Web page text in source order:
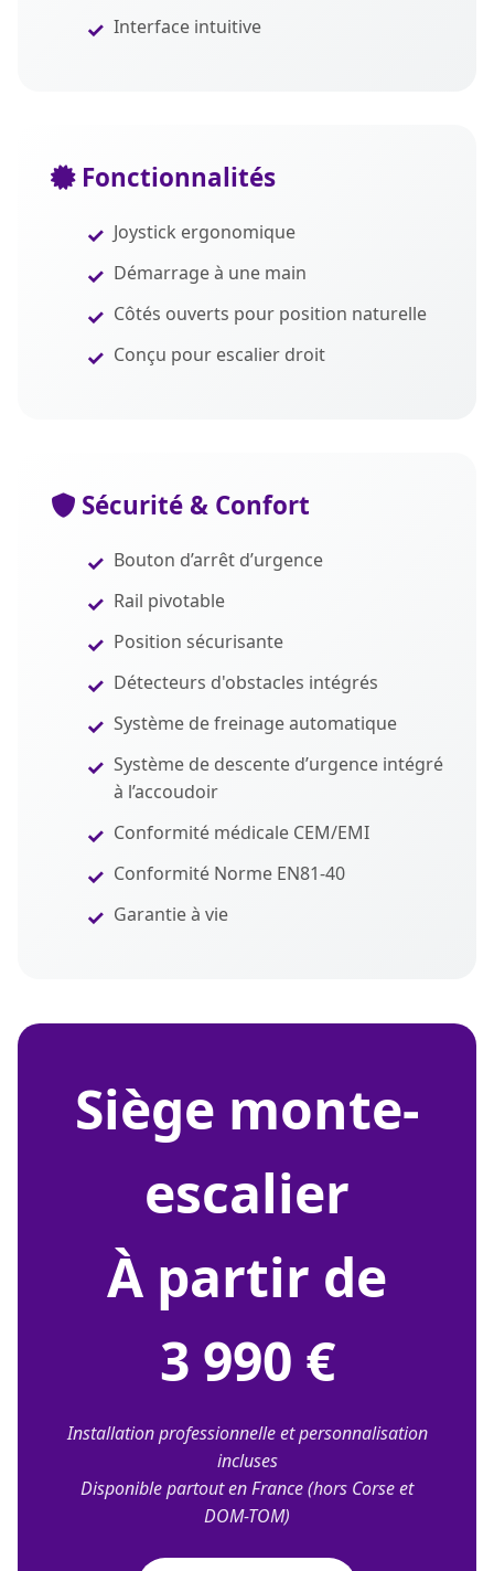
Interface intuitive
Fonctionnalités
Joystick ergonomique
Démarrage à une main
Côtés ouverts pour position naturelle
Conçu pour escalier droit
Sécurité & Confort
Bouton d’arrêt d’urgence
Rail pivotable
Position sécurisante
Détecteurs d'obstacles intégrés
Système de freinage automatique
Système de descente d’urgence intégré
à l’accoudoir
Conformité médicale CEM/EMI
Conformité Norme EN81-40
Garantie à vie
siège monte-
escalier
À partir de
3 990 €
Installation professionnelle et personnalisation
incluses
Disponible partout en France (hors Corse et
DOM-TOM)